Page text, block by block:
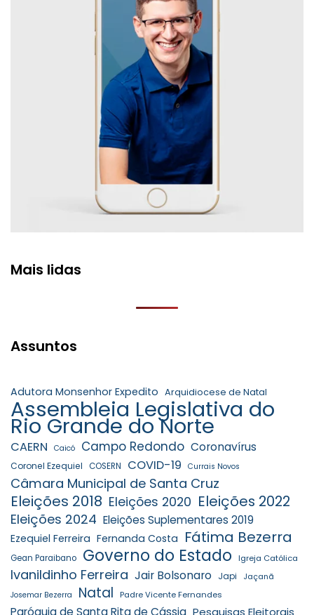
Mais lidas
Assuntos
Adutora Monsenhor Expedito Arquidiocese de Natal
Assembleia Legislativa do
Rio Grande do Norte
CAERN Caicó Campo Redondo Coronavírus
Coronel Ezequiel COSERN COVID-19 Currais Novos
Câmara Municipal de Santa Cruz
Eleições 2018 Eleições 2020 Eleições 2022
Eleições 2024 Eleições Suplementares 2019
Ezequiel Ferreira Fernanda Costa Fátima Bezerra
Gean Paraibano Governo do Estado Igreja Católica
Ivanildinho Ferreira Jair Bolsonaro Japi Jaçanã
Josemar Bezerra Natal Padre Vicente Fernandes
Paróquia de Santa Rita de Cássia Pesquisas Eleitorais